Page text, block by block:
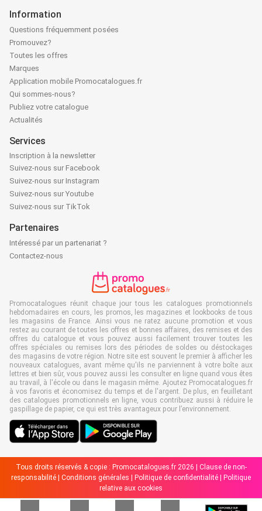
Information
Questions fréquemment posées
Promouvez?
Toutes les offres
Marques
Application mobile Promocatalogues.fr
Qui sommes-nous?
Publiez votre catalogue
Actualités
Services
Inscription à la newsletter
Suivez-nous sur Facebook
Suivez-nous sur Instagram
Suivez-nous sur Youtube
Suivez-nous sur TikTok
Partenaires
Intéressé par un partenariat ?
Contactez-nous
Promocatalogues réunit chaque jour tous les catalogues promotionnels
hebdomadaires en cours, les promos, les magazines et lookbooks de tous
les magasins de France. Ainsi vous ne ratez aucune promotion et vous
restez au courant de toutes les offres et bonnes affaires, des remises et des
offres du catalogue et vous pouvez aussi facilement trouver toutes les
offres spéciales ou remises lors des périodes de soldes ou déstockages
des magasins de votre région. Notre site est souvent le premier à afficher les
nouveaux catalogues, avant même qu'ils ne parviennent à votre boîte aux
lettres et bien sûr, vous pouvez aussi les consulter en ligne quand vous êtes
au travail, à l'école ou dans le magasin même. Ajoutez Promocatalogues.fr
à vos favoris et économisez du temps et de l'argent. De plus, en feuilletant
des catalogues promotionnels en ligne, vous contribuez aussi à réduire le
gaspillage de papier, ce qui est très avantageux pour l’environnement.
Tous droits réservés & copie : Promocatalogues.fr 2026 | Clause de non-
responsabilité
Conditions générales Politique de confidentialité
Politique
relative aux cookies